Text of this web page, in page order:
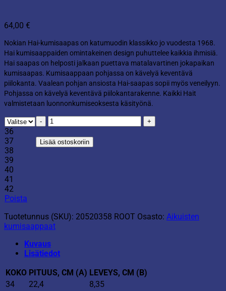
64,00 €
Nokian Hai-kumisaapas on katumuodin klassikko jo vuodesta 1968.
Hai kumisaappaiden omintakeinen design puhuttelee kaikkia ihmisiä.
Hai saapas on helposti jalkaan puettava matalavartinen jokapaikan
kumisaapas. Kumisaappaan pohjassa on kävelyä keventävä
piilokanta. Vaalean pohjan ansiosta Hai-saapas sopii myös veneilyyn.
Pohjassa on kävelyä keventävä piilokantarakenne. Kaikki Hait
valmistetaan luonnonkumiseoksesta käsityönä.
36
37
38
39
40
41
42
Poista
Hai
kumisaapas
lime
määrä
Lisää ostoskoriin
Tuotetunnus (SKU): 20520358 ROOT Osasto: Aikuisten
kumisaappaat
Kuvaus
Lisätiedot
KOKO PITUUS, CM (A) LEVEYS, CM (B)
34
22,4
8,35